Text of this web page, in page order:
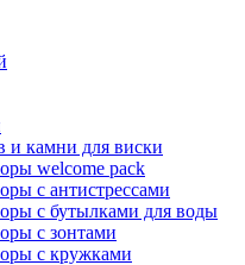
и камни для виски
welcome pack
с антистрессами
с бутылками для воды
с зонтами
с кружками